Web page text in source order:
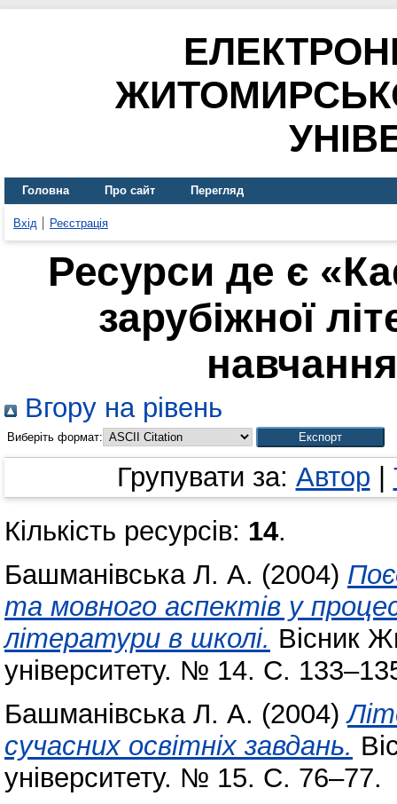
Головна Про сайт Перегляд
Вхід Реєстрація
Ресурси де є
зарубіжної
Вгору на рівень
Виберіть формат:
Групувати за: Автор
Кількість ресурсів: 14.
Башманівська Л. А. (2004)
та мовного аспектів у
літератури в школі. Вісник
університету. № 14. С.
Башманівська Л. А. (2004)
сучасних освітніх завдань.
університету. № 15. С. 76–77.